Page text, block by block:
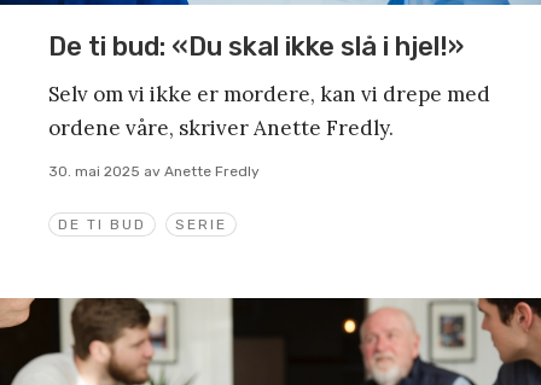
DE TI BUD SERIE
De ti bud: «Du skal ikke slå i hjel!»
Selv om vi ikke er mordere, kan vi drepe med
ordene våre, skriver Anette Fredly.
30. mai 2025 av Anette Fredly